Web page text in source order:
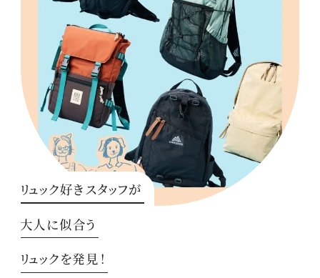
リュック好きスタッフが
大人に似合う
リュックを発見！